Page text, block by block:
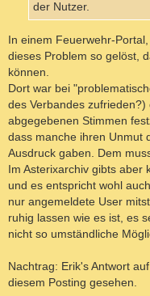
der Nutzer.
In einem Feuerwehr-
dieses Problem so gelöst,
können.
Dort war bei
des Verbandes
abgegebenen Stimmen
dass manche ihren Unmut
Ausdruck gaben. Dem
Im Asterixarchiv gibts aber
und es entspricht wohl
nur angemeldete User
ruhig lassen wie es ist, es
nicht so umständliche
Nachtrag: Erik's Antwort
diesem Posting gesehen.